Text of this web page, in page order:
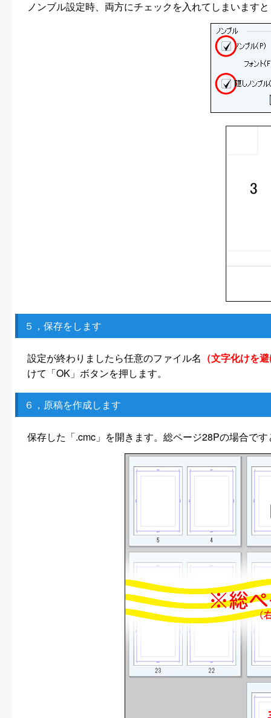
ノンブル設定時、両方にチェックを入れてしまいます
５，保存をします
設定が終わりましたら任意のファイル名 （文字化けを
けて「OK」ボタンを押します。
６，原稿を作成します
保存した「.cmc」を開きます。総ページ28Pの場合で